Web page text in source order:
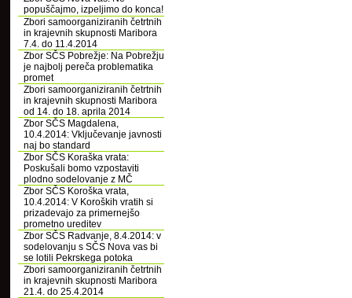
popuščajmo, izpeljimo do konca!
Zbori samoorganiziranih četrtnih
in krajevnih skupnosti Maribora
7.4. do 11.4.2014
Zbor SČS Pobrežje: Na Pobrežju
je najbolj pereča problematika
promet
Zbori samoorganiziranih četrtnih
in krajevnih skupnosti Maribora
od 14. do 18. aprila 2014
Zbor SČS Magdalena,
10.4.2014: Vključevanje javnosti
naj bo standard
Zbor SČS Koraška vrata:
Poskušali bomo vzpostaviti
plodno sodelovanje z MČ
Zbor SČS Koroška vrata,
10.4.2014: V Koroških vratih si
prizadevajo za primernejšo
prometno ureditev
Zbor SČS Radvanje, 8.4.2014: v
sodelovanju s SČS Nova vas bi
se lotili Pekrskega potoka
Zbori samoorganiziranih četrtnih
in krajevnih skupnosti Maribora
21.4. do 25.4.2014